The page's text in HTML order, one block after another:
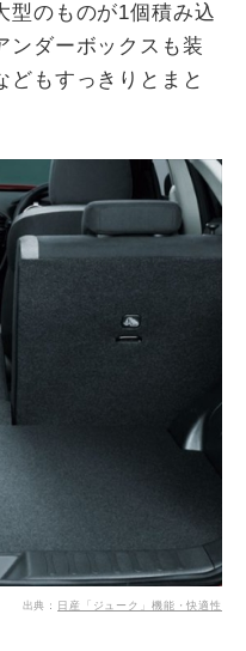
型のものが1個積み込
ンダーボックスも装
どもすっきりとまと
出典： 日産「ジューク」機能・快適性